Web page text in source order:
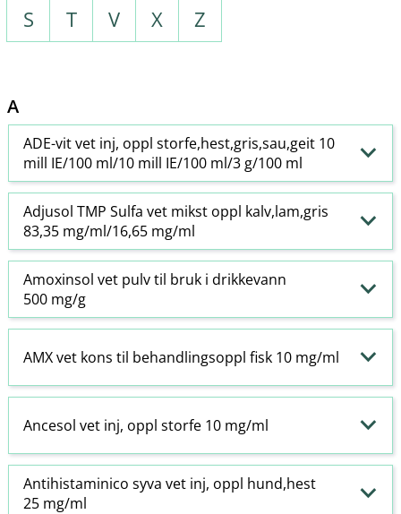
S
T V X Z
A
ADE-vit vet inj, oppl storfe,hest,gris,sau,geit 10
mill IE/100 ml/10 mill IE/100 ml/3 g/100 ml
Adjusol TMP Sulfa vet mikst oppl kalv,lam,gris
83,35 mg/ml/16,65 mg/ml
Amoxinsol vet pulv til bruk i drikkevann
500 mg/g
AMX vet kons til behandlingsoppl fisk 10 mg/ml
Ancesol vet inj, oppl storfe 10 mg/ml
Antihistaminico syva vet inj, oppl hund,hest
25 mg/ml